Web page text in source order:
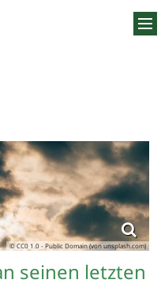
© CC0 1.0 - Public Domain (von unsplash.com)
seinen letzten